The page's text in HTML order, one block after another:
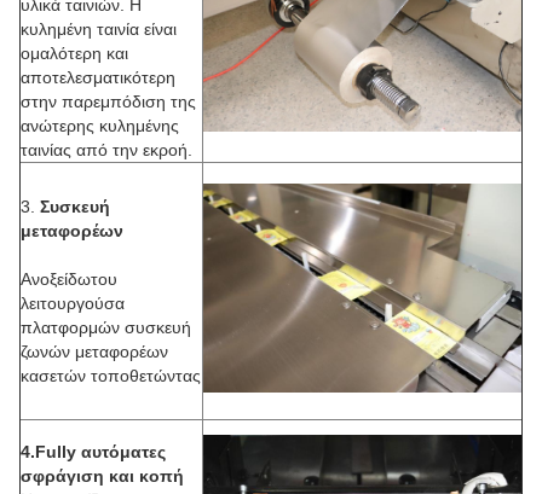
υλικά ταινιών. Η
κυλημένη ταινία είναι
ομαλότερη και
αποτελεσματικότερη
στην παρεμπόδιση της
ανώτερης κυλημένης
ταινίας από την εκροή.
3. Συσκευή
μεταφορέων
Ανοξείδωτου
λειτουργούσα
πλατφορμών συσκευή
ζωνών μεταφορέων
κασετών τοποθετώντας
4.Fully αυτόματες
σφράγιση και κοπή